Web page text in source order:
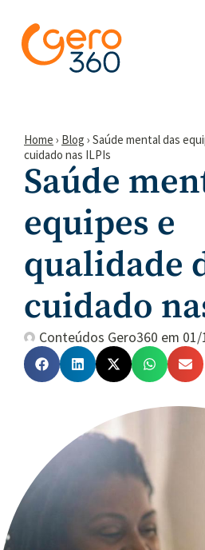
Home › Blog › Saúde mental das
cuidado nas ILPIs
Saúde
equipes e
qualidade
cuidado
Conteúdos Gero360 em